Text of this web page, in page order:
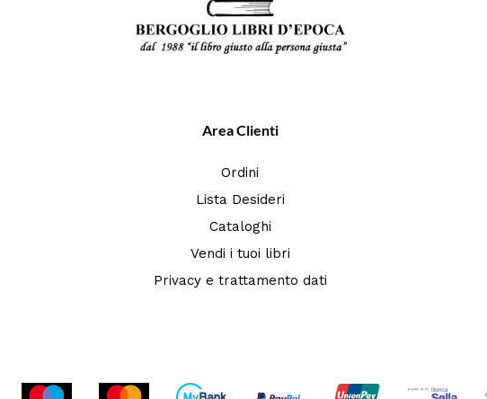
Area Clienti
Ordini
Lista Desideri
Cataloghi
Vendi i tuoi libri
Privacy e trattamento dati